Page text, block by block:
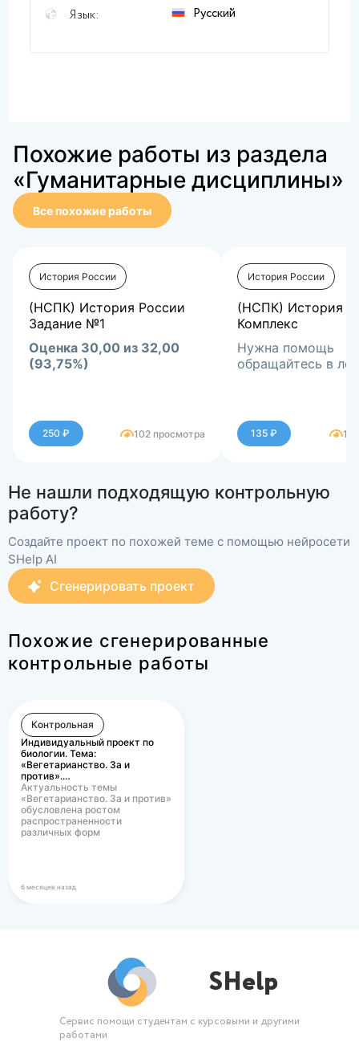
Язык: Русский
Похожие работы из раздела
«Гуманитарные дисциплины»
Все похожие работы
История России
(НСПК) История России
Задание №1
Оценка 30,00 из 32,00
(93,75%)
250 ₽ 102 просмотра
История России
(НСПК) История
Комплекс
Нужна помощь
обращайтесь в лс
135 ₽
Не нашли подходящую контрольную
работу?
Создайте проект по похожей теме с помощью нейросети
SHelp AI
Сгенерировать проект
Похожие сгенерированные
контрольные работы
Контрольная
Индивидуальный проект по
биологии. Тема:
«Вегетарианство. За и
против».…
Актуальность темы
«Вегетарианство. За и против»
обусловлена ростом
распространенности
различных форм
6 месяцев назад
SHelp
Сервис помощи студентам с курсовыми и другими
работами